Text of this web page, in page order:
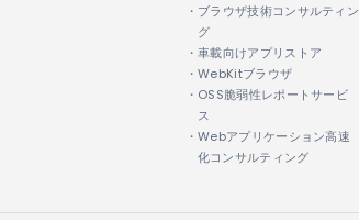
・ブラウザ技術コンサルティン
グ
・車載向けアプリストア
・WebKitブラウザ
・OSS脆弱性レポートサービ
ス
・Webアプリケーション高速
化コンサルティング